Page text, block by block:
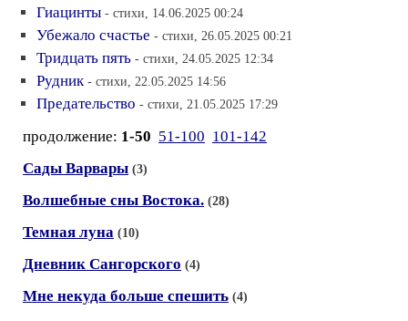
Гиацинты - стихи, 14.06.2025 00:24
Убежало счастье - стихи, 26.05.2025 00:21
Тридцать пять - стихи, 24.05.2025 12:34
Рудник - стихи, 22.05.2025 14:56
Предательство - стихи, 21.05.2025 17:29
продолжение: 1-50 51-100 101-142
Сады Варвары (3)
Волшебные сны Востока. (28)
Темная луна (10)
Дневник Сангорского (4)
Мне некуда больше спешить (4)